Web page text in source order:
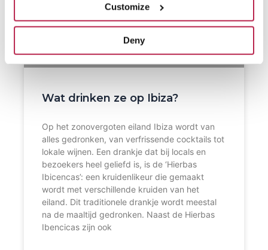
Customize
Deny
Wat drinken ze op Ibiza?
Op het zonovergoten eiland Ibiza wordt van
alles gedronken, van verfrissende cocktails tot
lokale wijnen. Een drankje dat bij locals en
bezoekers heel geliefd is, is de ‘Hierbas
Ibicencas’: een kruidenlikeur die gemaakt
wordt met verschillende kruiden van het
eiland. Dit traditionele drankje wordt meestal
na de maaltijd gedronken. Naast de Hierbas
Ibencicas zijn ook